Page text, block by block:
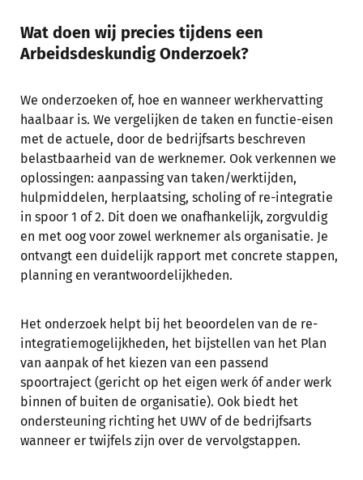
Wat doen wij precies tijdens een
Arbeidsdeskundig Onderzoek?
We onderzoeken of, hoe en wanneer werkhervatting
haalbaar is. We vergelijken de taken en functie-eisen
met de actuele, door de bedrijfsarts beschreven
belastbaarheid van de werknemer. Ook verkennen we
oplossingen: aanpassing van taken/werktijden,
hulpmiddelen, herplaatsing, scholing of re-integratie
in spoor 1 of 2. Dit doen we onafhankelijk, zorgvuldig
en met oog voor zowel werknemer als organisatie. Je
ontvangt een duidelijk rapport met concrete stappen,
planning en verantwoordelijkheden.
Het onderzoek helpt bij het beoordelen van de re-
integratiemogelijkheden, het bijstellen van het Plan
van aanpak of het kiezen van een passend
spoortraject (gericht op het eigen werk óf ander werk
binnen of buiten de organisatie). Ook biedt het
ondersteuning richting het UWV of de bedrijfsarts
wanneer er twijfels zijn over de vervolgstappen.